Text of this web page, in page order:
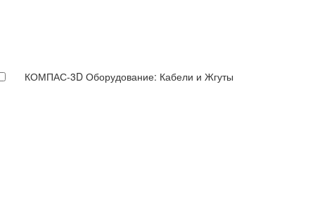
КОМПАС-3D Оборудование: Кабели и Жгуты